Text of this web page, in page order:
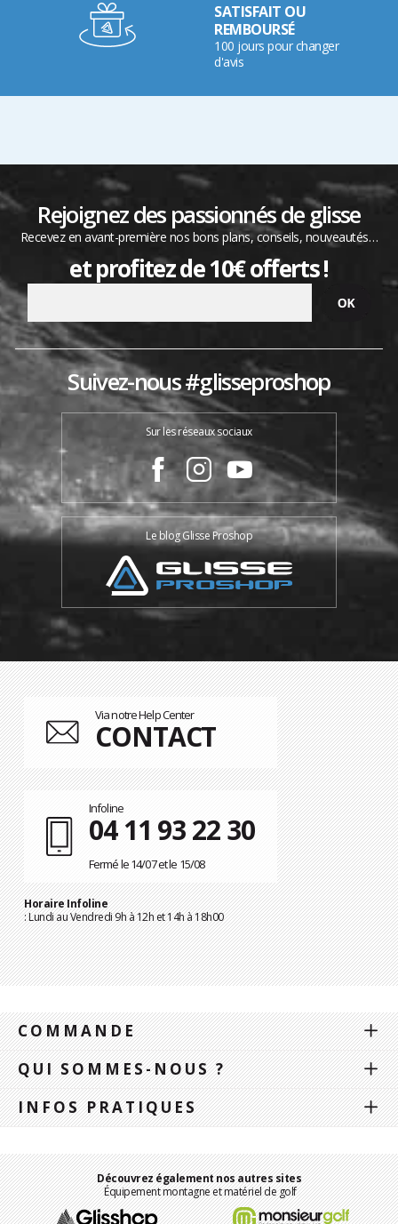
SATISFAIT OU
REMBOURSÉ
100 jours pour changer
d'avis
Rejoignez des passionnés de glisse
Recevez en avant-première nos bons plans, conseils, nouveautés…
et profitez de 10€ offerts !
Suivez-nous #glisseproshop
Sur les réseaux sociaux
Le blog Glisse Proshop
Via notre Help Center
CONTACT
Infoline
04 11 93 22 30
Fermé le 14/07 et le 15/08
Horaire Infoline
: Lundi au Vendredi 9h à 12h et 14h à 18h00
COMMANDE
QUI SOMMES-NOUS ?
INFOS PRATIQUES
Découvrez également nos autres sites
Équipement montagne et matériel de golf